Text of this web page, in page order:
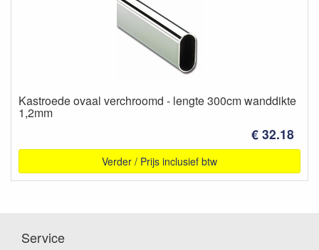
Kastroede ovaal verchroomd - lengte 300cm wanddikte
1,2mm
€ 32.18
Verder / Prijs inclusief btw
Service